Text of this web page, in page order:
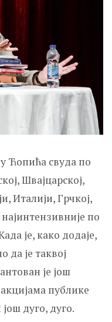
Ћопића свуда по
Швајцарској,
Италији, Грчкој,
по
је, како додаје,
да је таквој
је још
публике
дуго, дуго.